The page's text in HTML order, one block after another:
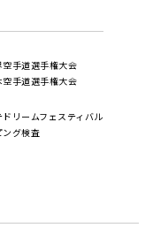
空手道選手権大会
空手道選手権大会
ドリームフェスティバル
ング検査